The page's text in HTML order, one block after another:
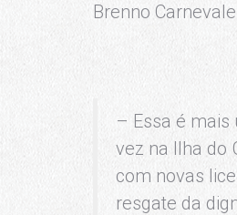
Brenno
– Essa é
vez na Ilha do
com novas
resgate da